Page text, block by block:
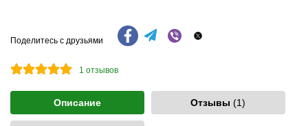
Поделитесь с друзьями
1 отзывов
Описание Отзывы(1)